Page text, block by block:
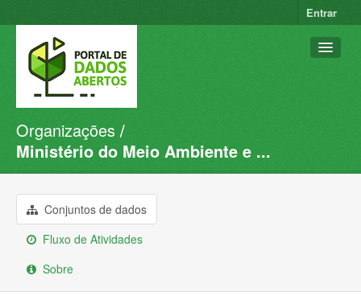
Entrar
Conjuntos de dados
Organizações
Sobre
Organizações
Ministério do Meio Ambiente e ...
Conjuntos de dados
Fluxo de Atividades
Sobre